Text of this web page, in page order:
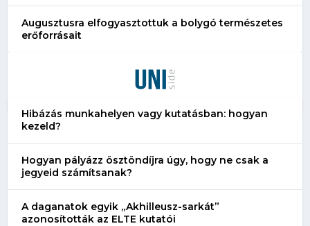
Augusztusra elfogyasztottuk a bolygó természetes
erőforrásait
Hibázás munkahelyen vagy kutatásban: hogyan
kezeld?
Hogyan pályázz ösztöndíjra úgy, hogy ne csak a
jegyeid számítsanak?
A daganatok egyik „Akhilleusz-sarkát”
azonosították az ELTE kutatói